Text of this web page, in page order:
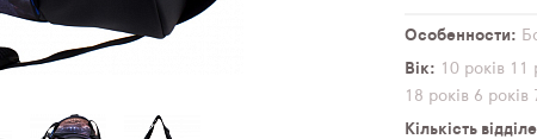
Особенности
Вік
10 років 11
18 років 6 років
Кількість